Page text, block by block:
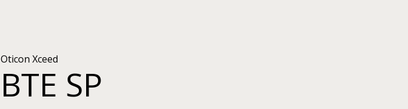
Oticon Xceed
BTE SP